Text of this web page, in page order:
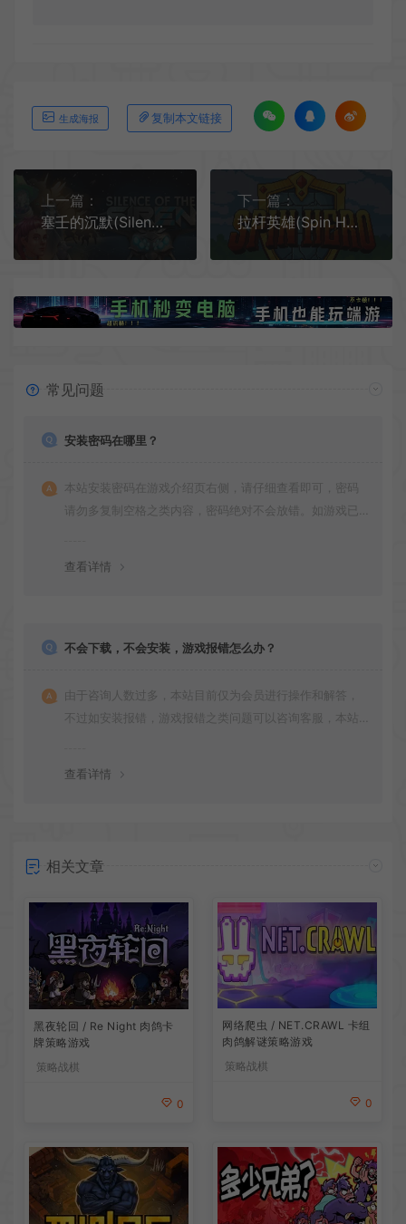
生成海报 复制本文链接
上一篇：
塞壬的沉默(Silence of the Siren)简中|PC|SLG|回合制科幻策略游戏
下一篇：
拉杆英雄(Spin Hero)简中|PC|SLG|卡牌构筑元素类Rogue游戏
常见问题
安装密码在哪里？
本站安装密码在游戏介绍页右侧，请仔细查看即可，密码
请勿多复制空格之类内容，密码绝对不会放错。如游戏已
查看详情
不会下载，不会安装，游戏报错怎么办？
由于咨询人数过多，本站目前仅为会员进行操作和解答，
不过如安装报错，游戏报错之类问题可以咨询客服，本站
查看详情
相关文章
黑夜轮回 / Re Night 肉鸽卡
牌策略游戏
策略战棋
0
网络爬虫 / NET.CRAWL 卡组
肉鸽解谜策略游戏
策略战棋
0